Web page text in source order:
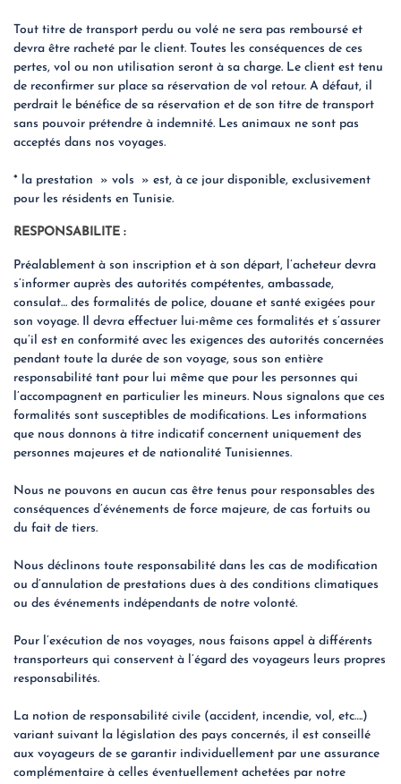
Tout titre de transport perdu ou volé ne sera pas remboursé et
devra être racheté par le client. Toutes les conséquences de ces
pertes, vol ou non utilisation seront à sa charge. Le client est tenu
de reconfirmer sur place sa réservation de vol retour. A défaut, il
perdrait le bénéfice de sa réservation et de son titre de transport
sans pouvoir prétendre à indemnité. Les animaux ne sont pas
acceptés dans nos voyages.
* la prestation » vols » est, à ce jour disponible, exclusivement
pour les résidents en Tunisie.
RESPONSABILITE :
Préalablement à son inscription et à son départ, l’acheteur devra
s’informer auprès des autorités compétentes, ambassade,
consulat… des formalités de police, douane et santé exigées pour
son voyage. Il devra effectuer lui-même ces formalités et s’assurer
qu’il est en conformité avec les exigences des autorités concernées
pendant toute la durée de son voyage, sous son entière
responsabilité tant pour lui même que pour les personnes qui
l’accompagnent en particulier les mineurs. Nous signalons que ces
formalités sont susceptibles de modifications. Les informations
que nous donnons à titre indicatif concernent uniquement des
personnes majeures et de nationalité Tunisiennes.
Nous ne pouvons en aucun cas être tenus pour responsables des
conséquences d’événements de force majeure, de cas fortuits ou
du fait de tiers.
Nous déclinons toute responsabilité dans les cas de modification
ou d’annulation de prestations dues à des conditions climatiques
ou des événements indépendants de notre volonté.
Pour l’exécution de nos voyages, nous faisons appel à différents
transporteurs qui conservent à l’égard des voyageurs leurs propres
responsabilités.
La notion de responsabilité civile (accident, incendie, vol, etc….)
variant suivant la législation des pays concernés, il est conseillé
aux voyageurs de se garantir individuellement par une assurance
complémentaire à celles éventuellement achetées par notre